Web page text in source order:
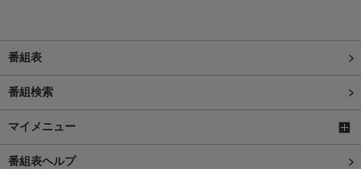
番組表
番組検索
マイメニュー
番組表ヘルプ